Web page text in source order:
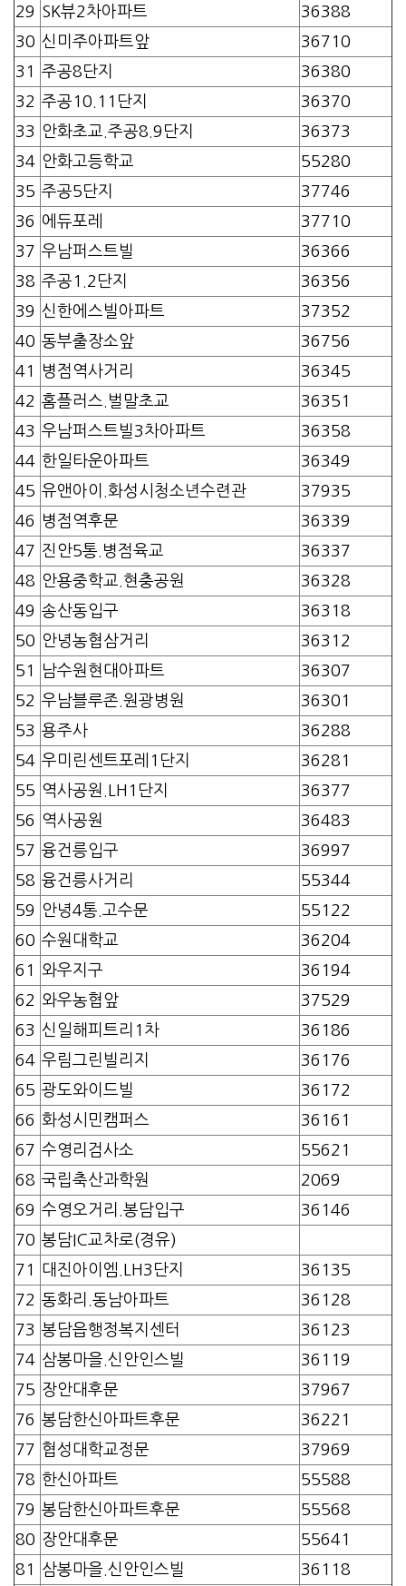
29 SK뷰2차아파트
36388
30 신미주아파트앞
36710
31
주공8단지
36380
32 주공10.11단지
36370
33 안화초교.주공8.9단지
36373
34 안화고등학교
55280
35 주공5단지
37746
36 에듀포레
37710
37 우남퍼스트빌
36366
38 주공1.2단지
36356
39 신한에스빌아파트
37352
40 동부출장소앞
36756
41
병점역사거리
36345
42 홈플러스.벌말초교
36351
43 우남퍼스트빌3차아파트
36358
44 한일타운아파트
36349
45 유앤아이.화성시청소년수련관
37935
46
병점역후문
36339
47 진안5통.병점육교
36337
48 안용중학교.현충공원
36328
49 송산동입구
36318
50 안녕농협삼거리
36312
51
남수원현대아파트
36307
52 우남블루존.원광병원
36301
53 용주사
36288
54 우미린센트포레1단지
36281
55 역사공원.LH1단지
36377
56 역사공원
36483
57 융건릉입구
36997
58 융건릉사거리
55344
59 안녕4통.고수문
55122
60 수원대학교
36204
61
와우지구
36194
62 와우농협앞
37529
63 신일해피트리1차
36186
64 우림그린빌리지
36176
65 광도와이드빌
36172
66 화성시민캠퍼스
36161
67 수영리검사소
55621
68 국립축산과학원
2069
69 수영오거리.봉담입구
36146
70 봉담IC교차로(경유)
71
대진아이엠.LH3단지
36135
72 동화리.동남아파트
36128
73 봉담읍행정복지센터
36123
74 삼봉마을.신안인스빌
36119
75 장안대후문
37967
76 봉담한신아파트후문
36221
77 협성대학교정문
37969
78 한신아파트
55588
79 봉담한신아파트후문
55568
80 장안대후문
55641
81
삼봉마을.신안인스빌
36118